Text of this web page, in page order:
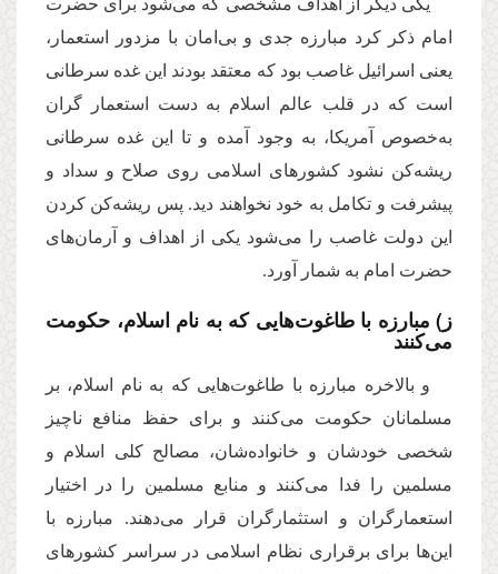
یکی دیگر از اهداف مشخصی که می‌شود برای حضرت
امام ذکر کرد مبارزه جدی و بی‌امان با مزدور استعمار،
یعنی اسرائیل غاصب بود که معتقد بودند این غده سرطانی
است که در قلب عالم اسلام به دست استعمار گران
به‌خصوص آمریکا، به وجود آمده و تا این غده سرطانی
ریشه‌کن نشود کشورهای اسلامی روی صلاح و سداد و
پیشرفت و تکامل به خود نخواهند دید. پس ریشه‌کن کردن
این دولت غاصب را می‌شود یکی از اهداف و آرمان‌های
حضرت امام به شمار آورد.
ز) مبارزه با طاغوت‌هایى كه به نام اسلام، حكومت
مى‌كنند
و بالاخره مبارزه با طاغوت‌هایی که به نام اسلام، بر
مسلمانان حکومت می‌کنند و برای حفظ منافع ناچیز
شخصی خودشان و خانواده‌شان، مصالح کلی اسلام و
مسلمین را فدا می‌کنند و منابع مسلمین را در اختیار
استعمارگران و استثمارگران قرار می‌دهند. مبارزه با
این‌ها برای برقراری نظام اسلامی در سراسر کشورهای